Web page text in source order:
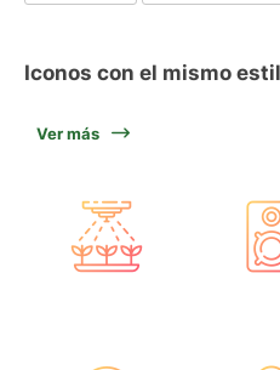
Iconos con el mismo
Ver más